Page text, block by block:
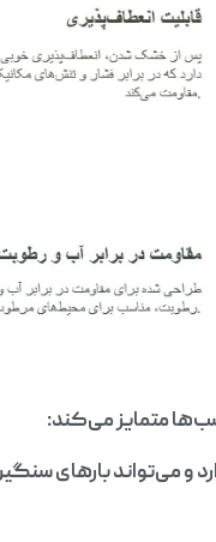
متمایز می‌کند:
و می‌تواند بارهای